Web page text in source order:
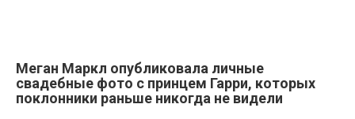
Меган Маркл опубликовала личные
свадебные фото с принцем Гарри, которых
поклонники раньше никогда не видели